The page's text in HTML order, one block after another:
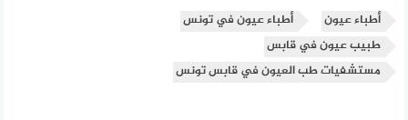
أطباء عيون
أطباء عيون في تونس
طبيب عيون في قابس
مستشفيات طب العيون في قابس تونس